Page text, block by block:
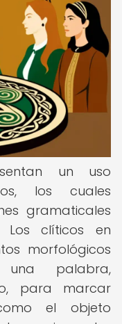
un uso
los cuales
gramaticales
clíticos en
morfológicos
palabra,
para marcar
el objeto